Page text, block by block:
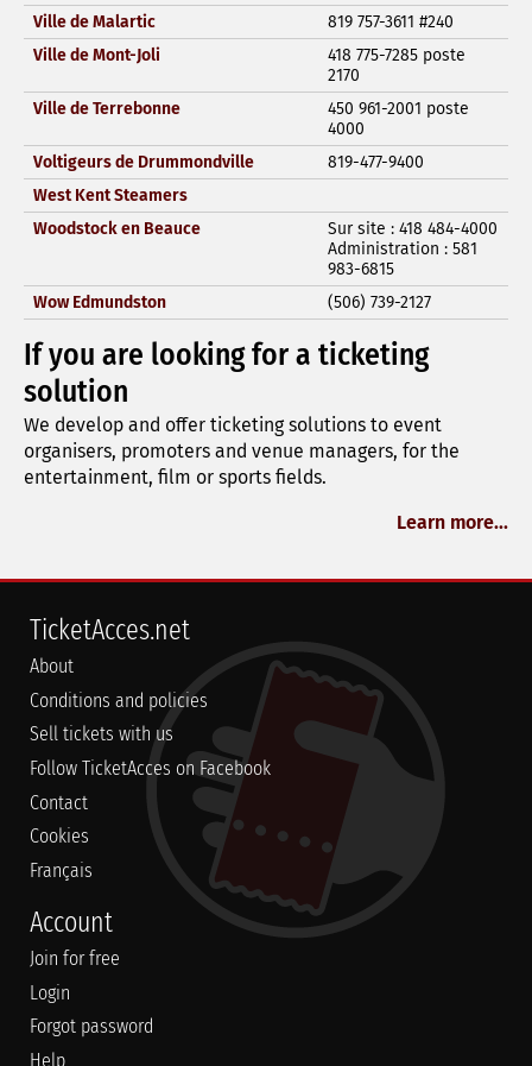
Ville de Malartic
819 757-3611 #240
Ville de Mont-Joli
418 775-7285 poste
2170
Ville de Terrebonne
450 961-2001 poste
4000
Voltigeurs de Drummondville
819-477-9400
West Kent Steamers
Woodstock en Beauce
Sur site : 418 484-4000
Administration : 581
983-6815
Wow Edmundston
(506) 739-2127
If you are looking for a ticketing
solution
We develop and offer ticketing solutions to event
organisers, promoters and venue managers, for the
entertainment, film or sports fields.
Learn more...
TicketAcces.net
About
Conditions and policies
Sell tickets with us
Follow TicketAcces on Facebook
Contact
Cookies
Français
Account
Join for free
Login
Forgot password
Help